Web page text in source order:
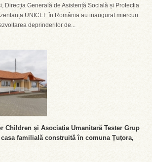
Direcția Generală de Asistență Socială și Protecția
UNICEF în România au inaugurat miercuri
deprinderilor de...
Children și Asociația Umanitară Tester Grup
familială construită în comuna Țuțora,